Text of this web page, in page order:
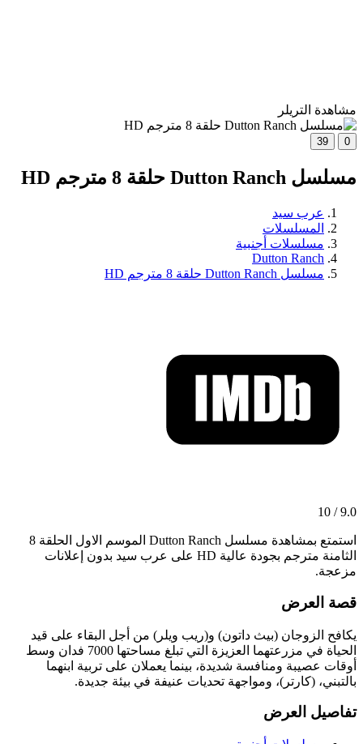
مشاهدة التريلر
0
39
مسلسل Dutton Ranch حلقة 8 مترجم HD
عرب سيد
المسلسلات
مسلسلات أجنبية
Dutton Ranch
مسلسل Dutton Ranch حلقة 8 مترجم HD
9.0 / 10
استمتع بمشاهدة مسلسل Dutton Ranch الموسم الاول الحلقة 8
الثامنة مترجم بجودة عالية HD على عرب سيد بدون إعلانات
مزعجة.
قصة العرض
يكافح الزوجان (بيث داتون) و(ريب ويلر) من أجل البقاء على قيد
الحياة في مزرعتهما العزيزة التي تبلغ مساحتها 7000 فدان وسط
أوقات عصيبة ومنافسة شديدة، بينما يعملان على تربية ابنهما
بالتبني، (كارتر)، ومواجهة تحديات عنيفة في بيئة جديدة.
تفاصيل العرض